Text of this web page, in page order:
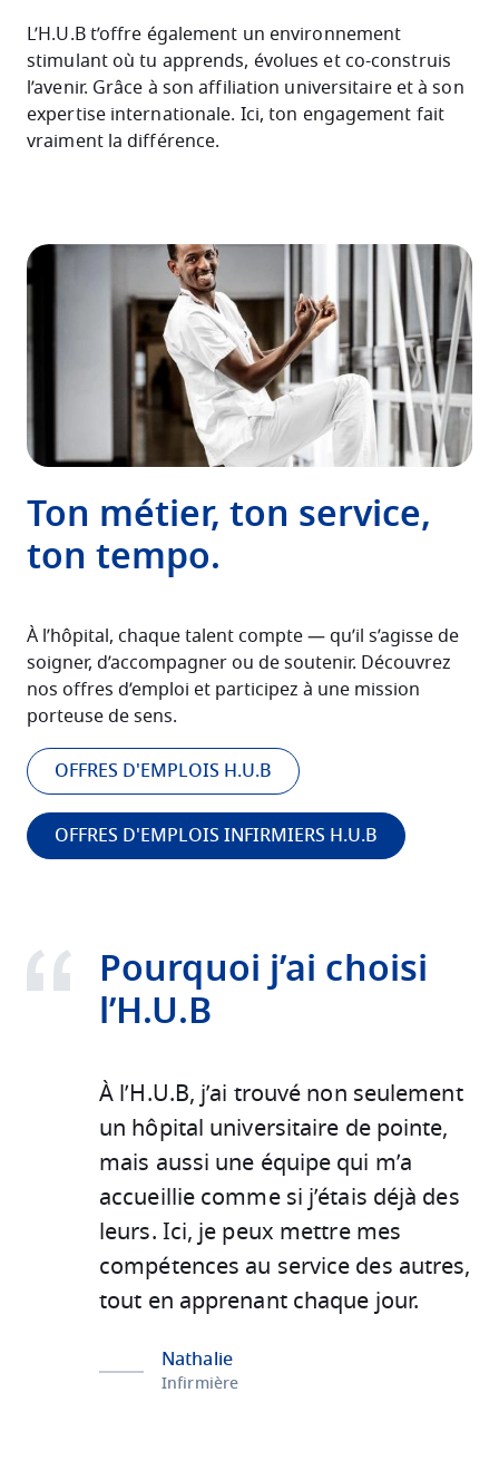
L’H.U.B t’offre également un environnement
stimulant où tu apprends, évolues et co-construis
l’avenir. Grâce à son affiliation universitaire et à son
expertise internationale. Ici, ton engagement fait
vraiment la différence.
Ton métier, ton service,
ton tempo.
À l’hôpital, chaque talent compte — qu’il s’agisse de
soigner, d’accompagner ou de soutenir. Découvrez
nos offres d’emploi et participez à une mission
porteuse de sens.
OFFRES D'EMPLOIS H.U.B
OFFRES D'EMPLOIS INFIRMIERS H.U.B
Pourquoi j’ai choisi
l’H.U.B
À l’H.U.B, j’ai trouvé non seulement
un hôpital universitaire de pointe,
mais aussi une équipe qui m’a
accueillie comme si j’étais déjà des
leurs. Ici, je peux mettre mes
compétences au service des autres,
tout en apprenant chaque jour.
Nathalie
Infirmière